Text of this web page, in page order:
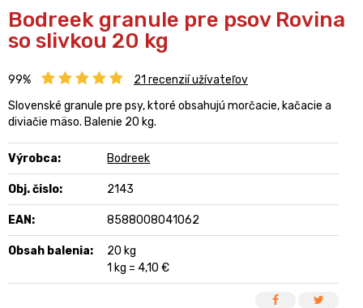
Bodreek granule pre psov Rovina
so slivkou 20 kg
99% 21 recenzií užívateľov
Slovenské granule pre psy, ktoré obsahujú morčacie, kačacie a
diviačie mäso. Balenie 20 kg.
Výrobca: Bodreek
Obj. čislo: 2143
EAN: 8588008041062
Obsah balenia:
20 kg
1 kg = 4,10 €